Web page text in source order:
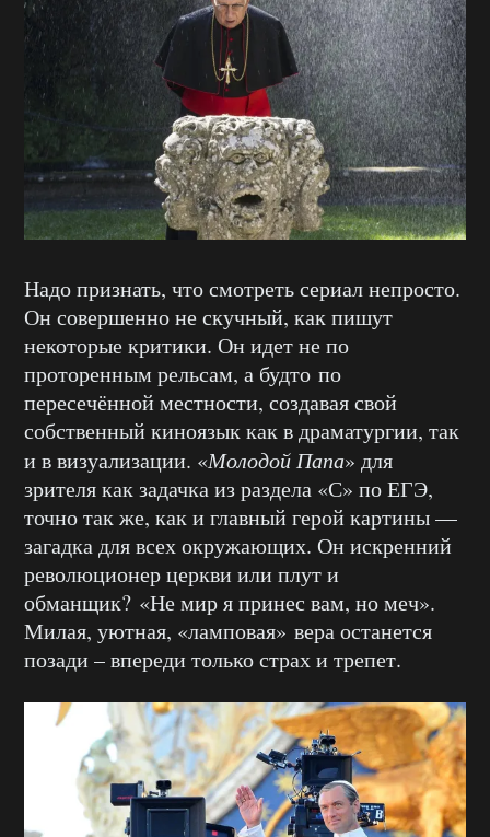
Надо признать, что смотреть сериал непросто.
Он совершенно не скучный, как пишут
некоторые критики. Он идет не по
проторенным рельсам, а будто по
пересечённой местности, создавая свой
собственный киноязык как в драматургии, так
и в визуализации. «Молодой Папа» для
зрителя как задачка из раздела «С» по ЕГЭ,
точно так же, как и главный герой картины —
загадка для всех окружающих. Он искренний
революционер церкви или плут и
обманщик? «Не мир я принес вам, но меч».
Милая, уютная, «ламповая» вера останется
позади – впереди только страх и трепет.